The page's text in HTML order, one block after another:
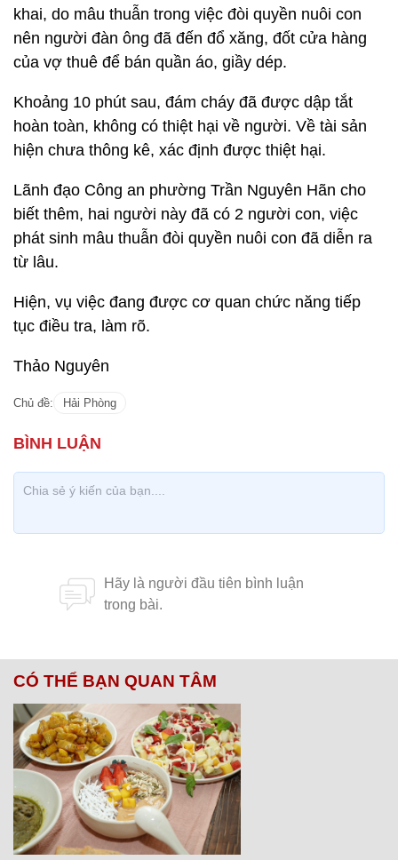
khai, do mâu thuẫn trong việc đòi quyền nuôi con
nên người đàn ông đã đến đổ xăng, đốt cửa hàng
của vợ thuê để bán quần áo, giầy dép.
Khoảng 10 phút sau, đám cháy đã được dập tắt
hoàn toàn, không có thiệt hại về người. Về tài sản
hiện chưa thông kê, xác định được thiệt hại.
Lãnh đạo Công an phường Trần Nguyên Hãn cho
biết thêm, hai người này đã có 2 người con, việc
phát sinh mâu thuẫn đòi quyền nuôi con đã diễn ra
từ lâu.
Hiện, vụ việc đang được cơ quan chức năng tiếp
tục điều tra, làm rõ.
Thảo Nguyên
Chủ đề: Hải Phòng
CÓ THỂ BẠN QUAN TÂM